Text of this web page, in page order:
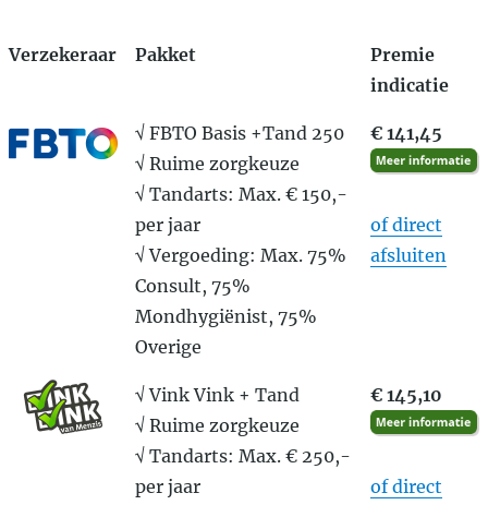
Verzekeraar Pakket
Premie
indicatie
√ FBTO Basis +Tand 250
√ Ruime zorgkeuze
√ Tandarts: Max. € 150,-
per jaar
√ Vergoeding: Max. 75%
Consult, 75%
Mondhygiënist, 75%
Overige
€ 141,45
of direct
afsluiten
√ Vink Vink + Tand
√ Ruime zorgkeuze
√ Tandarts: Max. € 250,-
per jaar
€ 145,10
of direct